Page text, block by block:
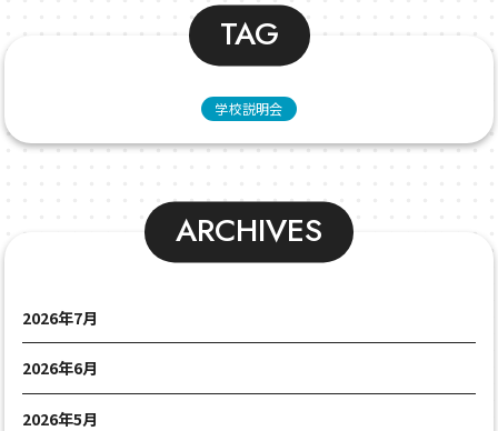
TAG
学校説明会
ARCHIVES
2026年7月
2026年6月
2026年5月